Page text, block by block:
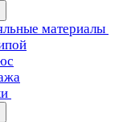
материалы